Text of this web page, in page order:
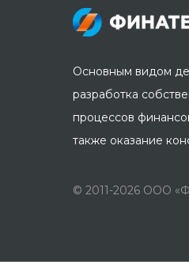
Основным видом
разработка
процессов
также оказание
© 2011-2026 ООО